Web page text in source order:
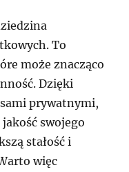
To
może znacząco
Dzięki
prywatnymi,
swojego
stałość i
więc